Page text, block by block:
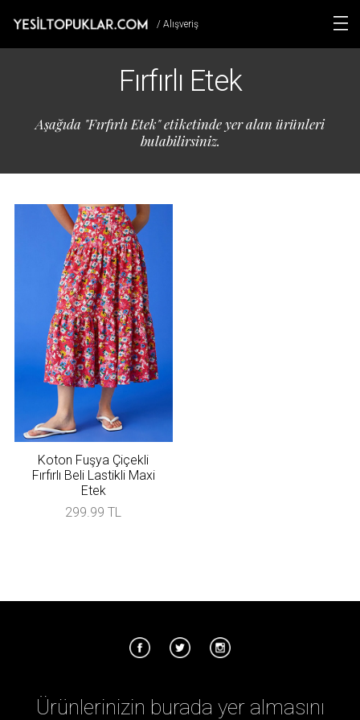
/ Alışveriş
Fırfırlı Etek
Aşağıda "Fırfırlı Etek" etiketinde yer alan ürünleri
bulabilirsiniz.
Koton Fuşya Çiçekli
Fırfırlı Beli Lastikli Maxi
Etek
299.99 TL
Ürünlerinizin burada yer almasını